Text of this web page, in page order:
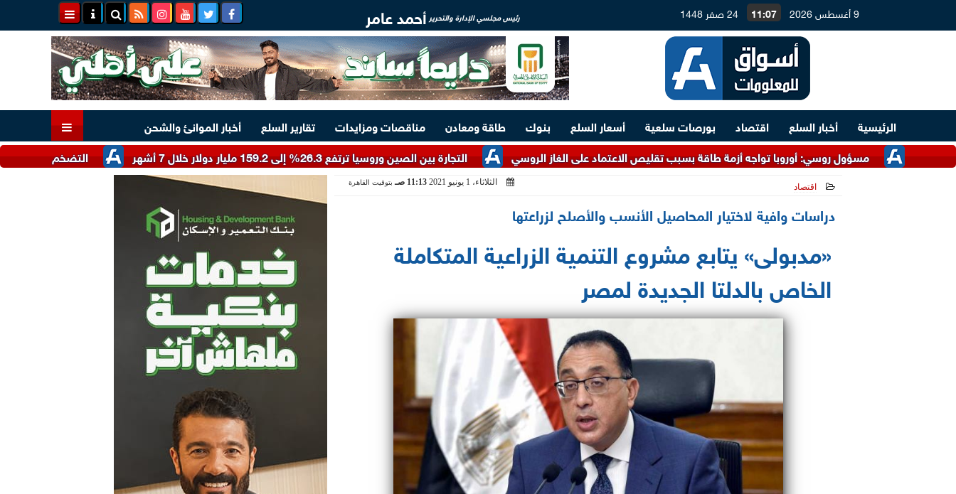
9 أغسطس 2026 11:07 24 صفر 1448 رئيس مجلسي الإدارة والتحرير أحمد عامر
الرئيسية أخبار السلع اقتصاد بورصات سلعية أسعار السلع بنوك طاقة ومعادن مناقصات ومزايدات تقارير السلع
أخبار الموانئ والشحن
التضخم في القطاع الصناعي الصيني
التجارة بين الصين وروسيا ترتفع 26.3% إلى 159.2 مليار دولار خلال 7 أشهر مسؤول روسي: أوروبا تواجه أزمة طاقة بسبب تقليص الاعتماد على الغاز الروسي
اقتصاد الثلاثاء، 1 يونيو 2021 11:13 صـ بتوقيت القاهرة
دراسات وافية لاختيار المحاصيل الأنسب والأصلح لزراعتها
«مدبولى» يتابع مشروع التنمية الزراعية المتكاملة
الخاص بالدلتا الجديدة لمصر